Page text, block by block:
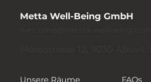
Metta Well-Being GmbH
Unsere Räume FAQs